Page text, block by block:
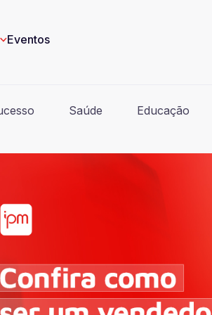
Saúde Educação
Eventos
Saúde Educação